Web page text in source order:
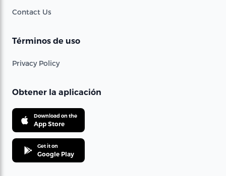
Contact Us
Términos de uso
Privacy Policy
Obtener la aplicación
Download on the
App Store
Get it on
Google Play